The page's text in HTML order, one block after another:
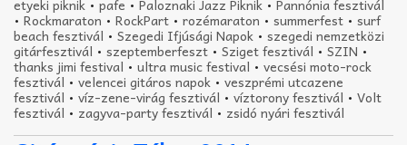
etyeki piknik• pafe• Paloznaki Jazz Piknik • Pannónia fesztivál
• Rockmaraton • RockPart • rozémaraton • summerfest • surf
beach fesztivál • Szegedi Ifjúsági Napok • szegedi nemzetközi
gitárfesztivál • szeptemberfeszt • Sziget fesztivál • SZIN •
thanks jimi festival • ultra music festival • vecsési moto-rock
fesztivál • velencei gitáros napok • veszprémi utcazene
fesztivál • víz-zene-virág fesztivál • víztorony fesztivál • Volt
fesztivál • zagyva-party fesztivál • zsidó nyári fesztivál